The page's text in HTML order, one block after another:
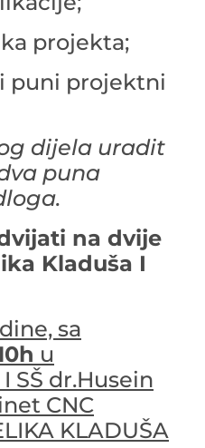
projekta;
puni projektni
dijela uradit
puna
na dvije
Kladuša I
sa
u
SŠ dr.Husein
CNC
KLADUŠA